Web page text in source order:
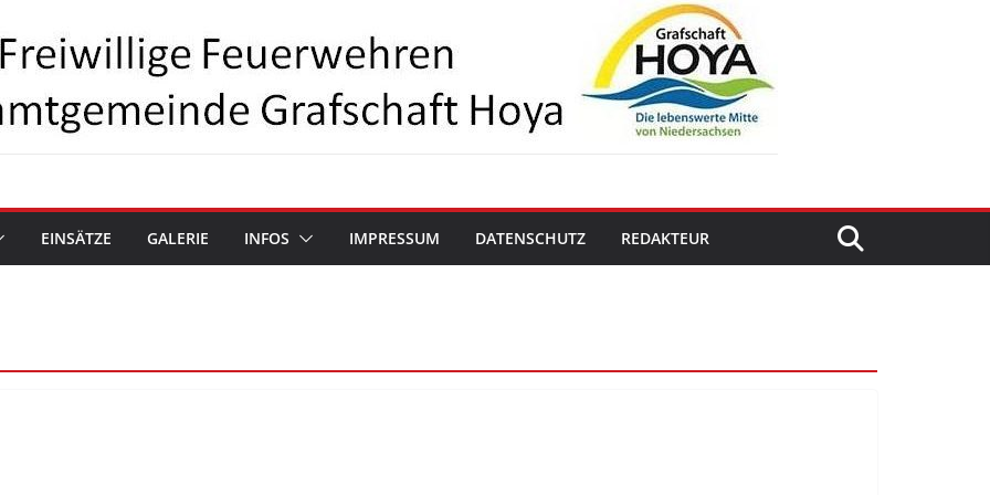
EINSÄTZE GALERIE INFOS IMPRESSUM DATENSCHUTZ REDAKTEUR